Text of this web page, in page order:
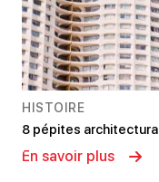
HISTOIRE
8 pépites
En savoir plus